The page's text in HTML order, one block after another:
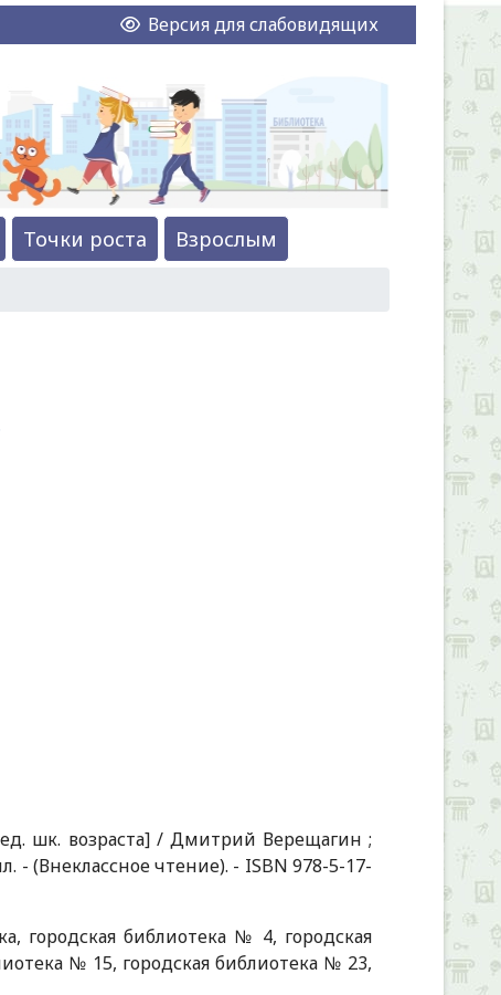
Версия для слабовидящих
Точки роста Взрослым
шк. возраста] / Дмитрий Верещагин ;
- (Внеклассное чтение). - ISBN 978-5-17-
городская библиотека № 4, городская
№ 15, городская библиотека № 23,